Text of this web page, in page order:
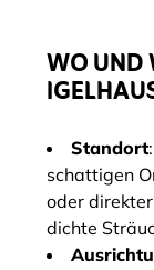
WO UND
Standort
schattigen
oder
dichte